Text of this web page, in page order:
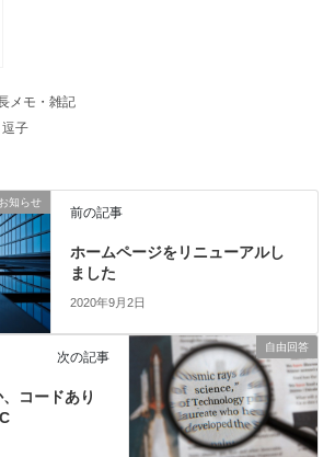
メモ・雑記
逗子
お知らせ
前の記事
ホームページをリニューアルし
ました
2020年9月2日
自由回答
次の記事
コードあり